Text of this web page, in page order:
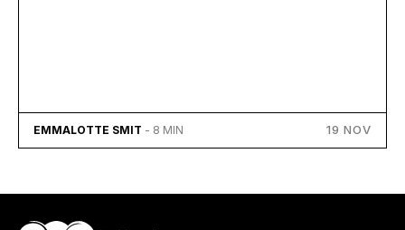
EMMALOTTE SMIT - 8 MIN 19 NOV